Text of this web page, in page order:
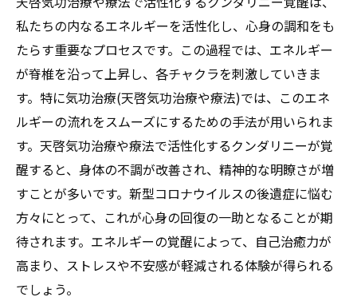
私たちの内なるエネルギーを活性化し、心身の調和をも
たらす重要なプロセスです。この過程では、エネルギー
が脊椎を沿って上昇し、各チャクラを刺激していきま
す。特に気功治療(天啓気功治療や療法)では、このエネ
ルギーの流れをスムーズにするための手法が用いられま
す。天啓気功治療や療法で活性化するクンダリニーが覚
醒すると、身体の不調が改善され、精神的な明瞭さが増
すことが多いです。新型コロナウイルスの後遺症に悩む
方々にとって、これが心身の回復の一助となることが期
待されます。エネルギーの覚醒によって、自己治癒力が
高まり、ストレスや不安感が軽減される体験が得られる
でしょう。